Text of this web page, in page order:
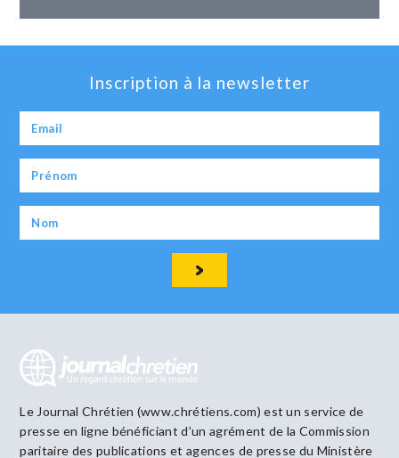
Inscription à la newsletter
Le Journal Chrétien (www.chrétiens.com) est un service de
presse en ligne bénéficiant d’un agrément de la Commission
paritaire des publications et agences de presse du Ministère